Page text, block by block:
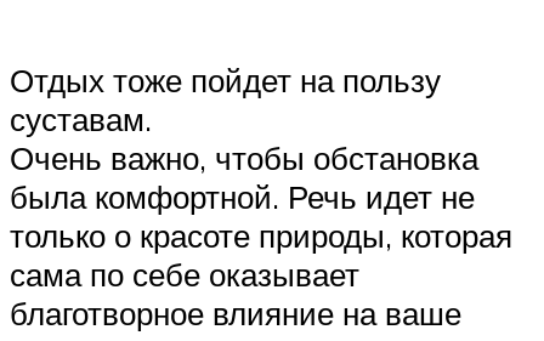
Отдых тоже пойдет на пользу
суставам.
Очень важно, чтобы обстановка
была комфортной. Речь идет не
только о красоте природы, которая
сама по себе оказывает
благотворное влияние на ваше